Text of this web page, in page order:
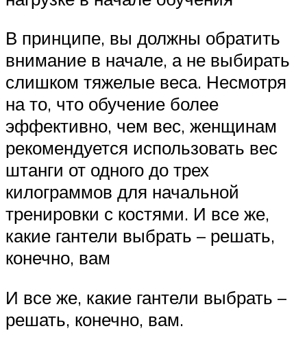
В принципе, вы должны обратить
внимание в начале, а не выбирать
слишком тяжелые веса. Несмотря
на то, что обучение более
эффективно, чем вес, женщинам
рекомендуется использовать вес
штанги от одного до трех
килограммов для начальной
тренировки с костями. И все же,
какие гантели выбрать – решать,
конечно, вам
И все же, какие гантели выбрать –
решать, конечно, вам.